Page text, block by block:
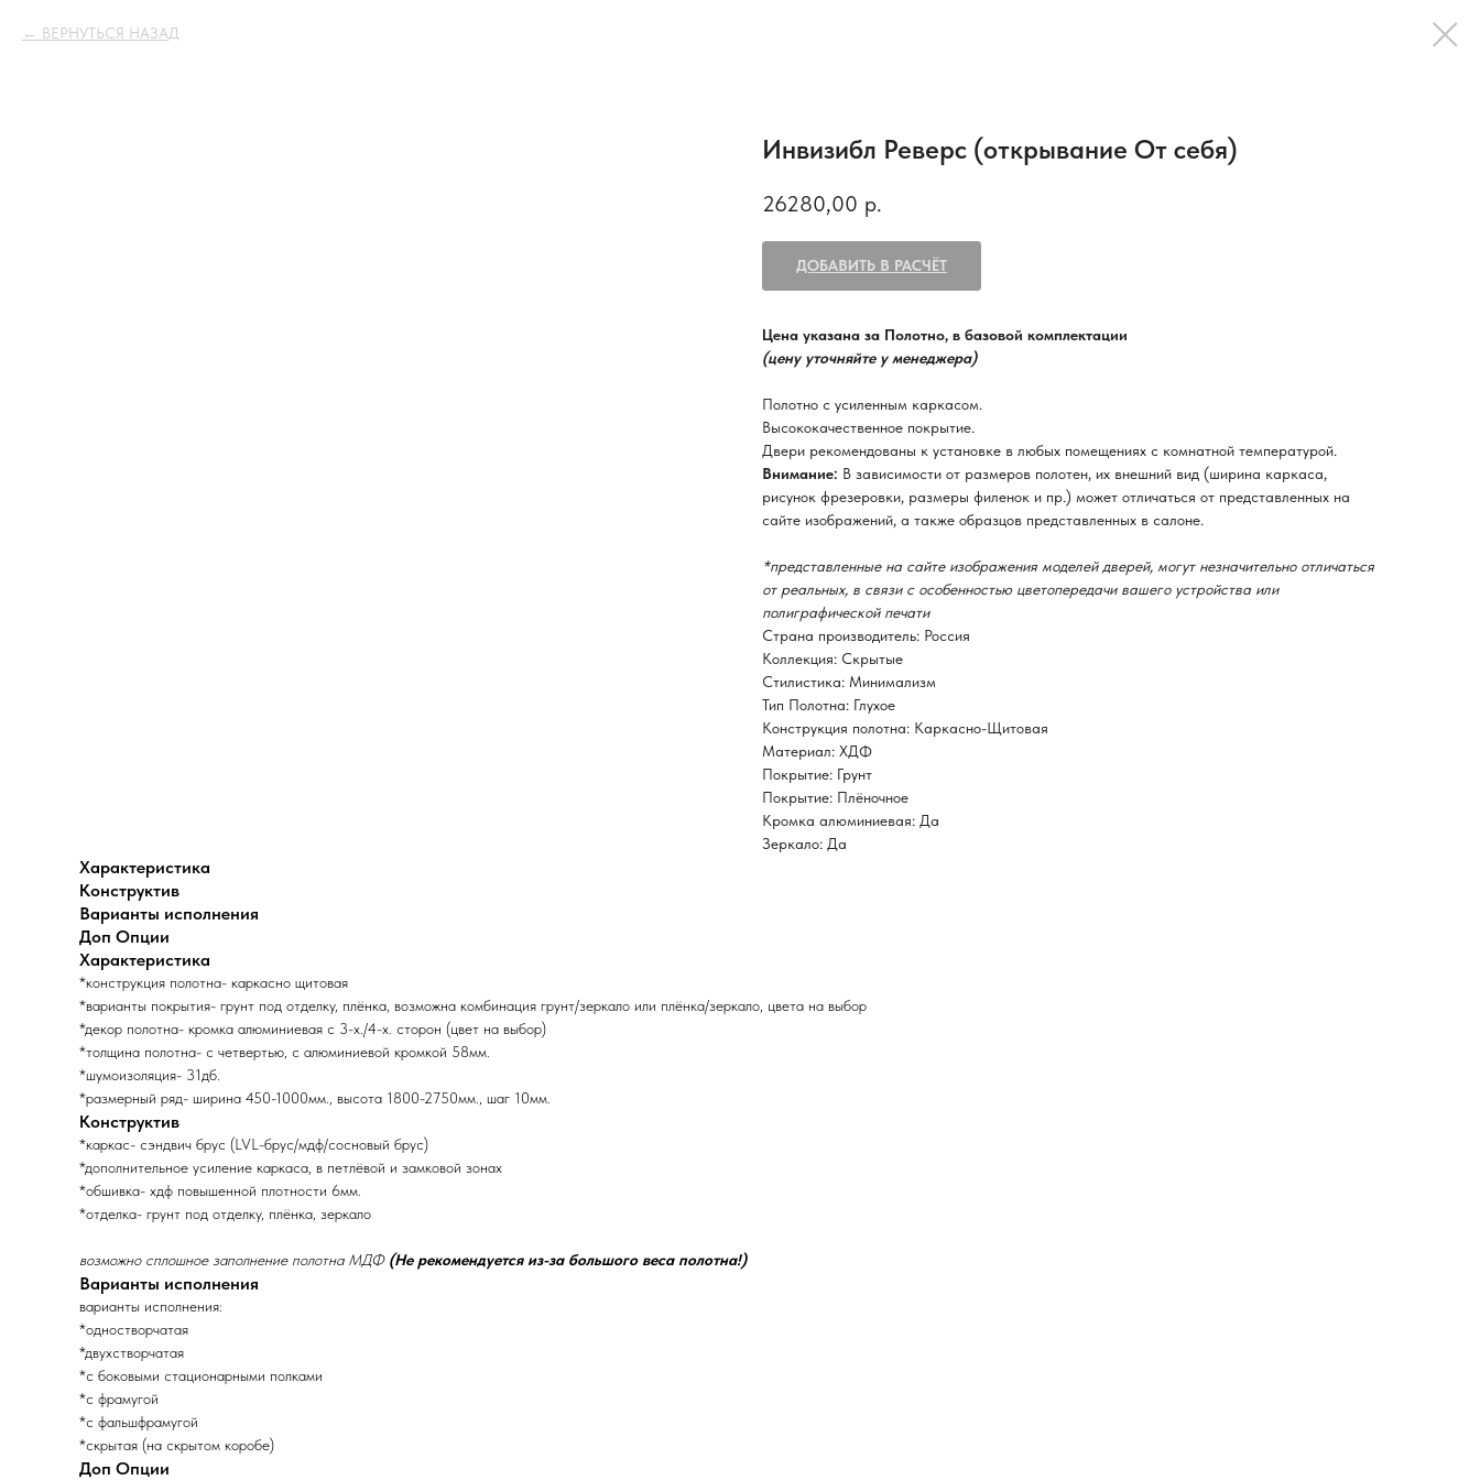
ВЕРНУТЬСЯ НАЗАД
Инвизибл Реверс (открывание От себя)
26280,00 р.
ДОБАВИТЬ В РАСЧЁТ
Цена указана за Полотно, в базовой комплектации
(цену уточняйте у менеджера)
Полотно с усиленным каркасом.
Высококачественное покрытие.
Двери рекомендованы к установке в любых помещениях с комнатной температурой.
Внимание: В зависимости от размеров полотен, их внешний вид (ширина каркаса,
рисунок фрезеровки, размеры филенок и пр.) может отличаться от представленных на
сайте изображений, а также образцов представленных в салоне.
*представленные на сайте изображения моделей дверей, могут незначительно отличаться
от реальных, в связи с особенностью цветопередачи вашего устройства или
полиграфической печати
Страна производитель: Россия
Коллекция: Скрытые
Стилистика: Минимализм
Тип Полотна: Глухое
Конструкция полотна: Каркасно-Щитовая
Материал: ХДФ
Покрытие: Грунт
Покрытие: Плёночное
Кромка алюминиевая: Да
Зеркало: Да
Характеристика
Конструктив
Варианты исполнения
Доп Опции
Характеристика
*конструкция полотна- каркасно щитовая
*варианты покрытия- грунт под отделку, плёнка, возможна комбинация грунт/зеркало или плёнка/зеркало, цвета на выбор
*декор полотна- кромка алюминиевая с 3-х./4-х. сторон (цвет на выбор)
*толщина полотна- с четвертью, с алюминиевой кромкой 58мм.
*шумоизоляция- 31дб.
*размерный ряд- ширина 450-1000мм., высота 1800-2750мм., шаг 10мм.
Конструктив
*каркас- сэндвич брус (LVL-брус/мдф/сосновый брус)
*дополнительное усиление каркаса, в петлёвой и замковой зонах
*обшивка- хдф повышенной плотности 6мм.
*отделка- грунт под отделку, плёнка, зеркало
возможно сплошное заполнение полотна МДФ (Не рекомендуется из-за большого веса полотна!)
Варианты исполнения
варианты исполнения:
*одностворчатая
*двухстворчатая
*с боковыми стационарными полками
*с фрамугой
*с фальшфрамугой
*скрытая (на скрытом коробе)
Доп Опции